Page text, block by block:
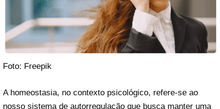
Foto: Freepik
A homeostasia, no contexto psicológico, refere-se ao
nosso sistema de autorregulação que busca manter uma